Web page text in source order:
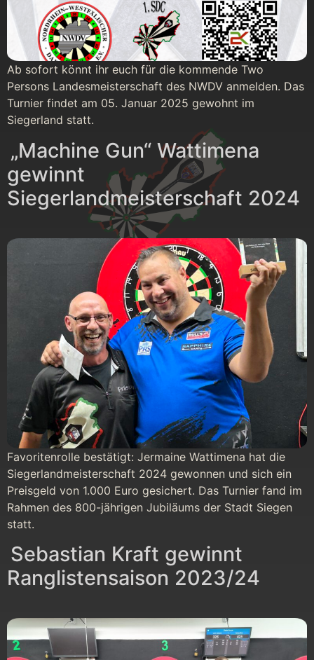
Ab sofort könnt ihr euch für die kommende Two
Persons Landesmeisterschaft des NWDV anmelden. Das
Turnier findet am 05. Januar 2025 gewohnt im
Siegerland statt.
„Machine Gun“ Wattimena
gewinnt
Siegerlandmeisterschaft 2024
Favoritenrolle bestätigt: Jermaine Wattimena hat die
Siegerlandmeisterschaft 2024 gewonnen und sich ein
Preisgeld von 1.000 Euro gesichert. Das Turnier fand im
Rahmen des 800-jährigen Jubiläums der Stadt Siegen
statt.
Sebastian Kraft gewinnt
Ranglistensaison 2023/24